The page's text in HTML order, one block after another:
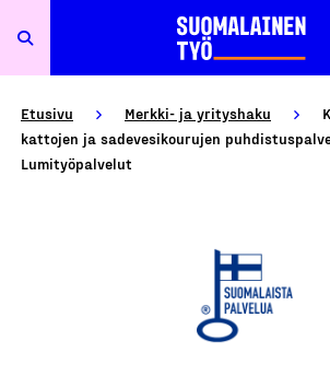
Etusivu Merkki- ja yrityshaku
kattojen ja sadevesikourujen
Lumityöpalvelut